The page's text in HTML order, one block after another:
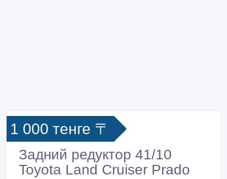
1 000 тенге 〒
Задний редуктор 41/10
Toyota Land Cruiser Prado